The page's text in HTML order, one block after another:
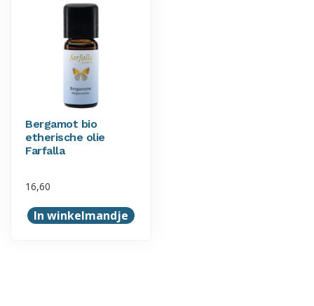
Bergamot bio
etherische olie
Farfalla
16,60
In winkelmandje